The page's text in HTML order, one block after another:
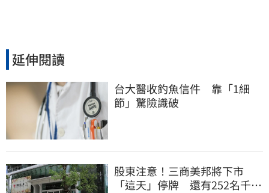
延伸閱讀
台大醫收釣魚信件　靠「1細
節」驚險識破
股東注意！三商美邦將下市
「這天」停牌 還有252名千張